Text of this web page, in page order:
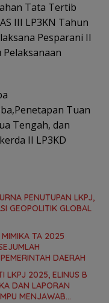
Tata Tertib
III LP3KN Tahun
Pesparani II
Tuan
Tengah, dan
II LP3KD
PENUTUPAN LKPJ,
GEOPOLITIK GLOBAL
MIMIKA TA 2025
DAERAH
LKPJ 2025, ELINUS B
DAN LAPORAN
MENJAWAB